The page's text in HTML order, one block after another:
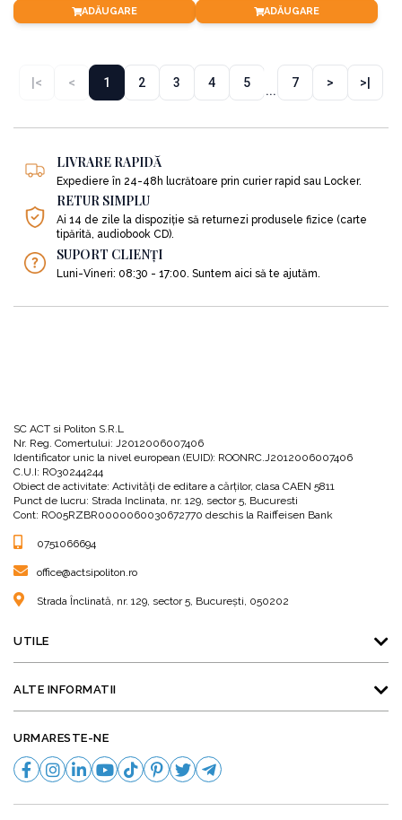
ADĂUGARE ADĂUGARE
|< < 1 2 3 4 5
...
7 > >|
LIVRARE RAPIDĂ
Expediere în 24-48h lucrătoare prin curier rapid sau Locker.
RETUR SIMPLU
Ai 14 de zile la dispoziție să returnezi produsele fizice (carte
tipărită, audiobook CD).
SUPORT CLIENȚI
Luni-Vineri: 08:30 - 17:00. Suntem aici să te ajutăm.
SC ACT si Politon S.R.L
Nr. Reg. Comertului: J2012006007406
Identificator unic la nivel european (EUID): ROONRC.J2012006007406
C.U.I: RO30244244
Obiect de activitate: Activităţi de editare a cărţilor, clasa CAEN 5811
Punct de lucru: Strada Inclinata, nr. 129, sector 5, Bucuresti
Cont: RO05RZBR0000060030672770 deschis la Raiffeisen Bank
0751066694
office@actsipoliton.ro
Strada Înclinată, nr. 129, sector 5, București, 050202
UTILE
ALTE INFORMATII
URMARESTE-NE